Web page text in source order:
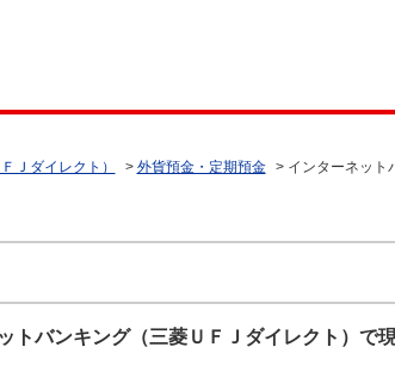
Ｊダイレクト） > 外貨預金・定期預金 > インターネット
トバンキング（三菱ＵＦＪダイレクト）で